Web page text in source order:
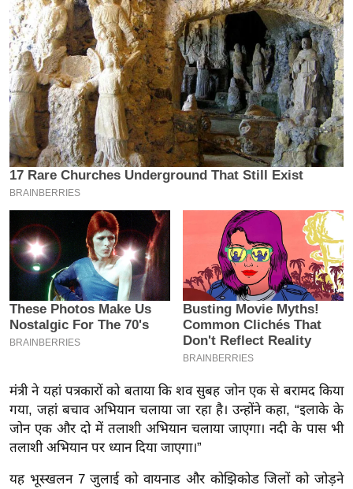
ब
ज
ट
खे
ल
क्रि
के
ट
I
L
2
0
2
6
क्रा
ई
-
पे
र
मंत्री ने यहां पत्रकारों को बताया कि शव सुबह जोन एक से बरामद किया
गया, जहां बचाव अभियान चलाया जा रहा है। उन्होंने कहा, “इलाके के
जोन एक और दो में तलाशी अभियान चलाया जाएगा। नदी के पास भी
तलाशी अभियान पर ध्यान दिया जाएगा।”
यह भूस्खलन 7 जुलाई को वायनाड और कोझिकोड जिलों को जोड़ने